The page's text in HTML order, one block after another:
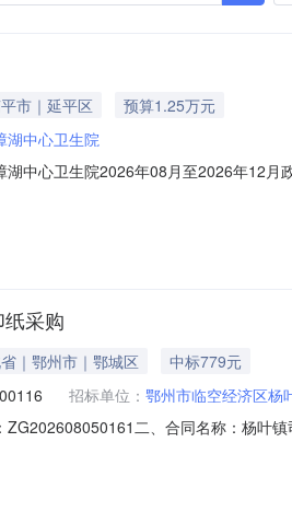
市｜延平区
预算1.25万元
湖中心卫生院
湖中心卫生院2026年08月至2026年12
包主要功能或目标:满足日常工作需要
采购
｜鄂州市｜鄂城区
中标779元
招标单位： 鄂州市临空经济区杨
ZG202608050161二、合同名称：杨叶
、合同主要信息主要标的名称：A4复印